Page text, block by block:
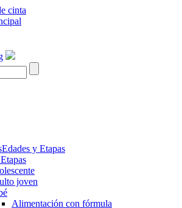
cinta
Edades y Etapas
joven
Alimentación con fórmula